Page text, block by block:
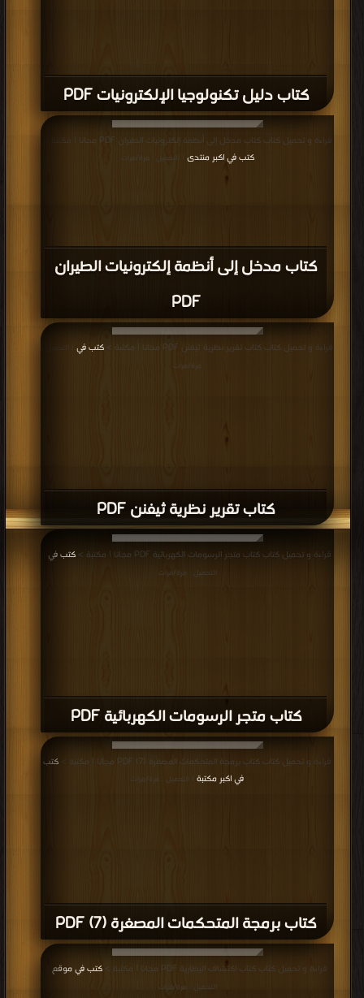
كتاب دليل تكنولوجيا الإلكترونيات PDF
كتاب مدخل إلى أنظمة إلكترونيات الطيران
PDF
قراءة و تحميل كتاب كتاب مدخل إلى أنظمة إلكترونيات الطيران PDF مجانا | مكتبة >
كتب في اكبر منتدى
| التحميل : مرة/مرات
كتاب تقرير نظرية ثيفنن PDF
قراءة و تحميل كتاب كتاب تقرير نظرية ثيفنن PDF مجانا | مكتبة > كتب في
مرة/مرات
كتاب متجر الرسومات الكهربائية PDF
قراءة و تحميل كتاب كتاب متجر الرسومات الكهربائية PDF مجانا | مكتبة > كتب في
التحميل : مرة/مرات
كتاب برمجة المتحكمات المصغرة (7) PDF
قراءة و تحميل كتاب كتاب برمجة المتحكمات المصغرة (7) PDF مجانا | مكتبة >
كتب
في اكبر مكتبة
| التحميل : مرة/مرات
قراءة و تحميل كتاب كتاب اكتشاف البطارية PDF مجانا | مكتبة > كتب في موقع
التحميل : مرة/مرات